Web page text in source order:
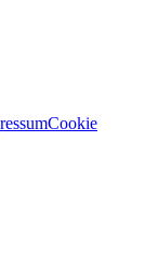
Cookie